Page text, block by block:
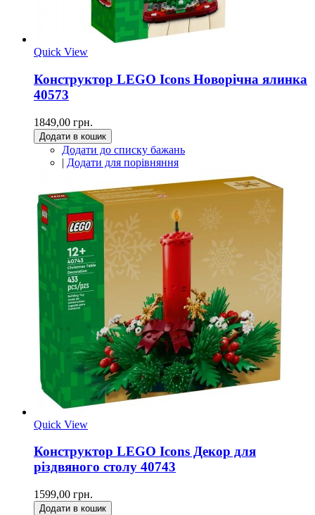
Quick View
Конструктор LEGO Icons Новорічна ялинка
40573
1849,00 грн.
Додати в кошик
Додати до списку бажань
| Додати для порівняння
Quick View
Конструктор LEGO Icons Декор для
різдвяного столу 40743
1599,00 грн.
Додати в кошик